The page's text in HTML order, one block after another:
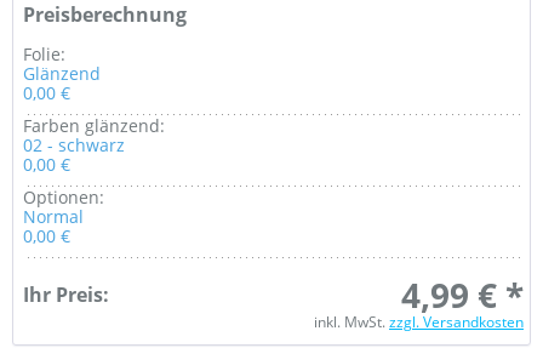
Preisberechnung
Folie:
Glänzend
0,00 €
Farben glänzend:
02 - schwarz
0,00 €
Optionen:
Normal
0,00 €
Ihr Preis: 4,99 € *
inkl. MwSt.zzgl. Versandkosten